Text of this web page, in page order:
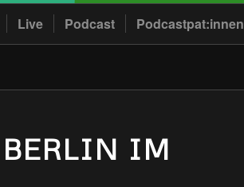
Live Podcast Podcastpat:innen
IM